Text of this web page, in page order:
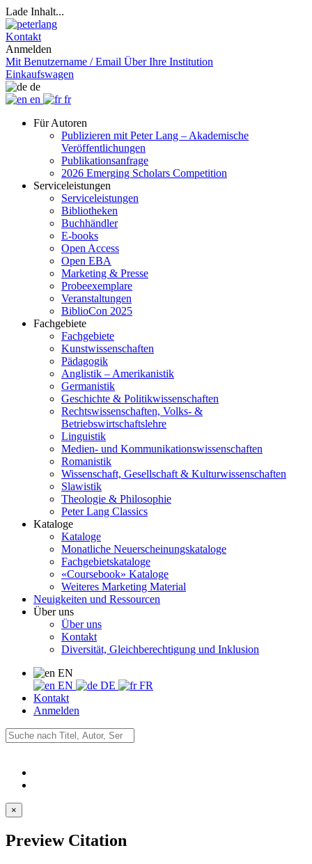
Lade Inhalt...
Kontakt
Anmelden
Mit Benutzername / Email Über Ihre Institution
Einkaufswagen
de
en
fr
Für Autoren
Publizieren mit Peter Lang – Akademische
Veröffentlichungen
Publikationsanfrage
2026 Emerging Scholars Competition
Serviceleistungen
Serviceleistungen
Bibliotheken
Buchhändler
E-books
Open Access
Open EBA
Marketing & Presse
Probeexemplare
Veranstaltungen
BiblioCon 2025
Fachgebiete
Fachgebiete
Kunstwissenschaften
Pädagogik
Anglistik – Amerikanistik
Germanistik
Geschichte & Politikwissenschaften
Rechtswissenschaften, Volks- &
Betriebswirtschaftslehre
Linguistik
Medien- und Kommunikationswissenschaften
Romanistik
Wissenschaft, Gesellschaft & Kulturwissenschaften
Slawistik
Theologie & Philosophie
Peter Lang Classics
Kataloge
Kataloge
Monatliche Neuerscheinungskataloge
Fachgebietskataloge
«Coursebook» Kataloge
Weiteres Marketing Material
Neuigkeiten und Ressourcen
Über uns
Über uns
Kontakt
Diversität, Gleichberechtigung und Inklusion
EN
EN
DE
FR
Kontakt
Anmelden